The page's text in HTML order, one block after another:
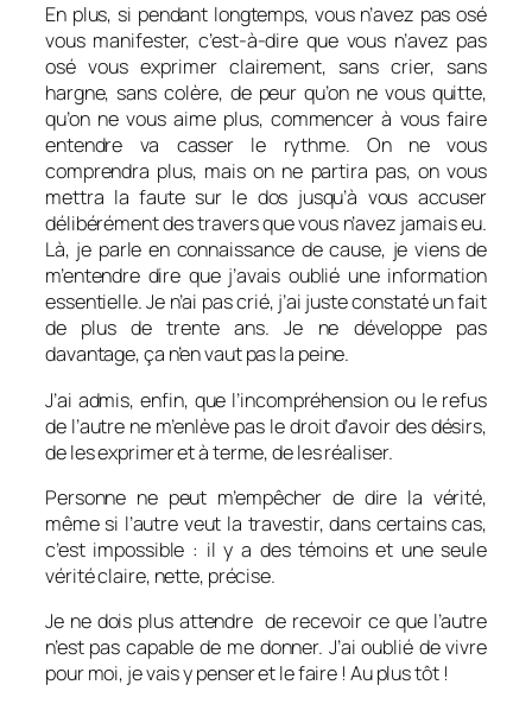
En plus, si pendant longtemps, vous n’avez pas osé
vous manifester, c’est-à-dire que vous n’avez pas
osé vous exprimer clairement, sans crier, sans
hargne, sans colère, de peur qu’on ne vous quitte,
qu’on ne vous aime plus, commencer à vous faire
entendre va casser le rythme. On ne vous
comprendra plus, mais on ne partira pas, on vous
mettra la faute sur le dos jusqu’à vous accuser
délibérément des travers que vous n’avez jamais eu.
Là, je parle en connaissance de cause, je viens de
m’entendre dire que j’avais oublié une information
essentielle. Je n’ai pas crié, j’ai juste constaté un fait
de plus de trente ans. Je ne développe pas
davantage, ça n’en vaut pas la peine.
J’ai admis, enfin, que l’incompréhension ou le refus
de l’autre ne m’enlève pas le droit d’avoir des désirs,
de les exprimer et à terme, de les réaliser.
Personne ne peut m’empêcher de dire la vérité,
même si l’autre veut la travestir, dans certains cas,
c’est impossible : il y a des témoins et une seule
vérité claire, nette, précise.
Je ne dois plus attendre de recevoir ce que l’autre
n’est pas capable de me donner. J’ai oublié de vivre
pour moi, je vais y penser et le faire ! Au plus tôt !